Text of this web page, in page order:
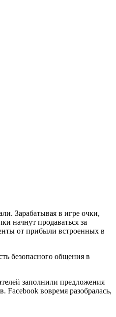
Зарабатывая в игре очки,
начнут продаваться за
от прибыли встроенных в
безопасного общения в
заполнили предложения
вовремя разобралась,